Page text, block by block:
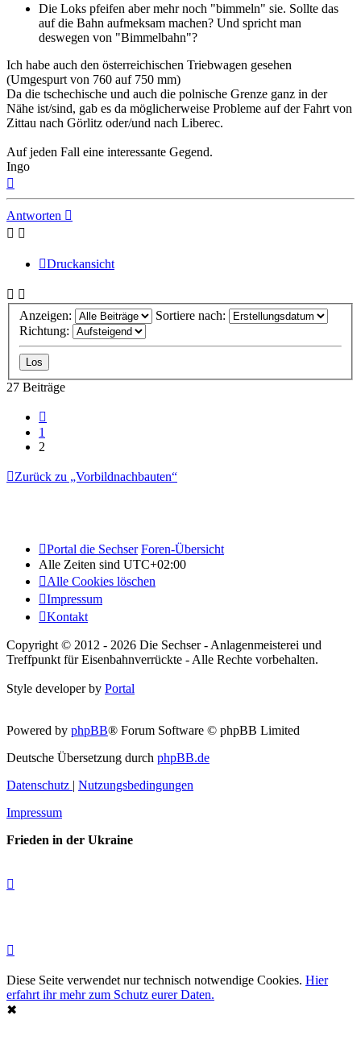
Die Loks pfeifen aber mehr noch "bimmeln" sie. Sollte das
auf die Bahn aufmeksam machen? Und spricht man
deswegen von "Bimmelbahn"?
Ich habe auch den österreichischen Triebwagen gesehen
(Umgespurt von 760 auf 750 mm)
Da die tschechische und auch die polnische Grenze ganz in der
Nähe ist/sind, gab es da möglicherweise Probleme auf der Fahrt von
Zittau nach Görlitz oder/und nach Liberec.
Auf jeden Fall eine interessante Gegend.
Ingo
Antworten
Druckansicht
Anzeigen:
Sortiere nach:
Richtung:
27 Beiträge
1
2
Zurück zu „Vorbildnachbauten“
Portal die Sechser Foren-Übersicht
Alle Zeiten sind UTC+02:00
Alle Cookies löschen
Impressum
Kontakt
Copyright © 2012 - 2026 Die Sechser - Anlagenmeisterei und
Treffpunkt für Eisenbahnverrückte - Alle Rechte vorbehalten.
Style developer by Portal
Powered by phpBB® Forum Software © phpBB Limited
Deutsche Übersetzung durch phpBB.de
Datenschutz
Nutzungsbedingungen
Impressum
Frieden in der Ukraine
Diese Seite verwendet nur technisch notwendige Cookies. Hier
erfahrt ihr mehr zum Schutz eurer Daten.
✖